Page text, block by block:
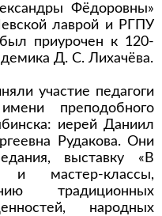
Фёдоровны»
лаврой и РГПУ
приурочен к 120-
Д. С. Лихачёва.
участие педагоги
преподобного
иерей Даниил
Рудакова. Они
выставку «В
мастер-классы,
традиционных
народных